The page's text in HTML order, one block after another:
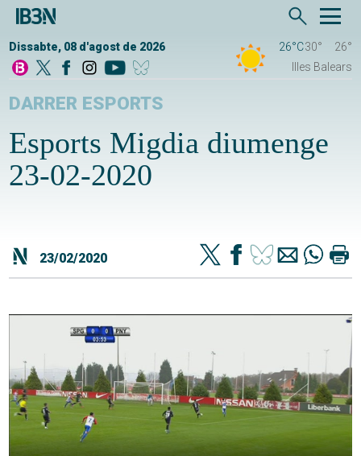
Dissabte, 08 d'agost de 2026 26°C30°
26°
Illes Balears
DARRER ESPORTS
Esports Migdia diumenge
23-02-2020
23/02/2020